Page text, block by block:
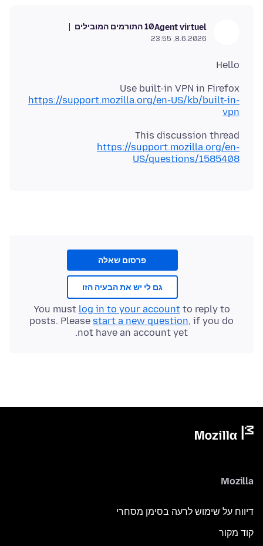
Agent virtuel10 התורמים המובילים
8.6.2026, 23:55
Hello
Use built-in VPN in Firefox
https://support.mozilla.org/en-US/kb/built-in-
vpn
This discussion thread
https://support.mozilla.org/en-
US/questions/1585408
פרסום שאלה
גם לי יש את הבעיה הזו
You must log in to your accountto reply to
posts. Please start a new question, if you do
not have an account yet.
Mozilla
דיווח על שימוש לרעה בסימן מסחרי
קוד מקור